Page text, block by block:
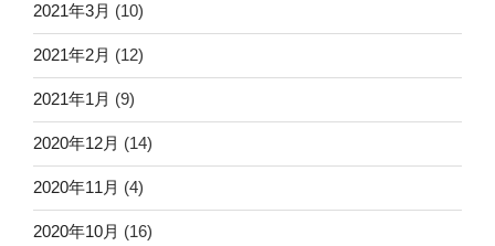
2021年3月 (10)
2021年2月 (12)
2021年1月 (9)
2020年12月 (14)
2020年11月 (4)
2020年10月 (16)